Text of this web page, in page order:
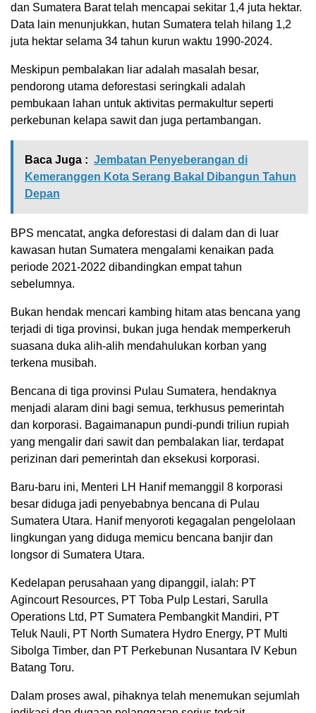
dan Sumatera Barat telah mencapai sekitar 1,4 juta hektar.
Data lain menunjukkan, hutan Sumatera telah hilang 1,2
juta hektar selama 34 tahun kurun waktu 1990-2024.
Meskipun pembalakan liar adalah masalah besar,
pendorong utama deforestasi seringkali adalah
pembukaan lahan untuk aktivitas permakultur seperti
perkebunan kelapa sawit dan juga pertambangan.
Baca Juga : Jembatan Penyeberangan di
Kemeranggen Kota Serang Bakal Dibangun Tahun
Depan
BPS mencatat, angka deforestasi di dalam dan di luar
kawasan hutan Sumatera mengalami kenaikan pada
periode 2021-2022 dibandingkan empat tahun
sebelumnya.
Bukan hendak mencari kambing hitam atas bencana yang
terjadi di tiga provinsi, bukan juga hendak memperkeruh
suasana duka alih-alih mendahulukan korban yang
terkena musibah.
Bencana di tiga provinsi Pulau Sumatera, hendaknya
menjadi alaram dini bagi semua, terkhusus pemerintah
dan korporasi. Bagaimanapun pundi-pundi triliun rupiah
yang mengalir dari sawit dan pembalakan liar, terdapat
perizinan dari pemerintah dan eksekusi korporasi.
Baru-baru ini, Menteri LH Hanif memanggil 8 korporasi
besar diduga jadi penyebabnya bencana di Pulau
Sumatera Utara. Hanif menyoroti kegagalan pengelolaan
lingkungan yang diduga memicu bencana banjir dan
longsor di Sumatera Utara.
Kedelapan perusahaan yang dipanggil, ialah: PT
Agincourt Resources, PT Toba Pulp Lestari, Sarulla
Operations Ltd, PT Sumatera Pembangkit Mandiri, PT
Teluk Nauli, PT North Sumatera Hydro Energy, PT Multi
Sibolga Timber, dan PT Perkebunan Nusantara IV Kebun
Batang Toru.
Dalam proses awal, pihaknya telah menemukan sejumlah